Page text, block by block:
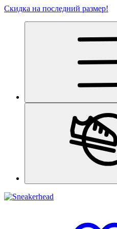
Скидка на последний размер!